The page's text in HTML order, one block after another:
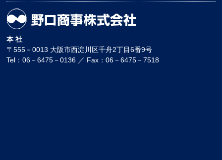
本 社
〒555－0013 大阪市西淀川区千舟2丁目6番9号
Tel：06－6475－0136 ／ Fax：06－6475－7518